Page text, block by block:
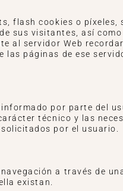
flash cookies o píxeles,
sus visitantes, así
al servidor Web
páginas de ese
por parte del
técnico y las
por el usuario.
a través de
existan.